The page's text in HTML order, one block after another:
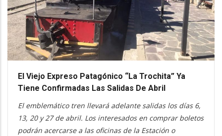
El Viejo Expreso Patagónico “La Trochita” Ya
Tiene Confirmadas Las Salidas De Abril
El emblemático tren llevará adelante salidas los días 6,
13, 20 y 27 de abril. Los interesados en comprar boletos
podrán acercarse a las oficinas de la Estación o